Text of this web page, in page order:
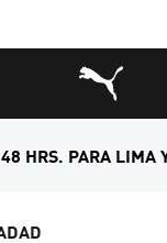
HRS. PARA LIMA